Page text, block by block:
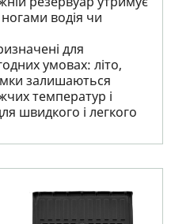
водія чи
для
умовах: літо,
залишаються
температур і
швидкого і легкого